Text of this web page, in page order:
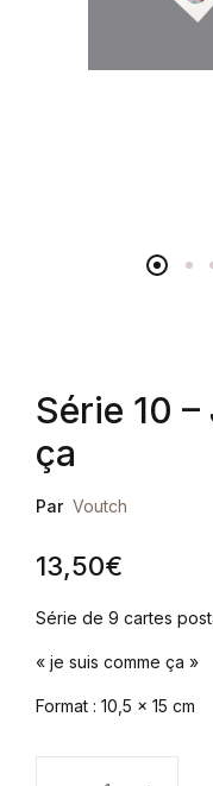
Série 10
ça
Par Voutch
13,50€
Série de 9 cartes
« je suis comme ça »
Format : 10,5 x 15 cm